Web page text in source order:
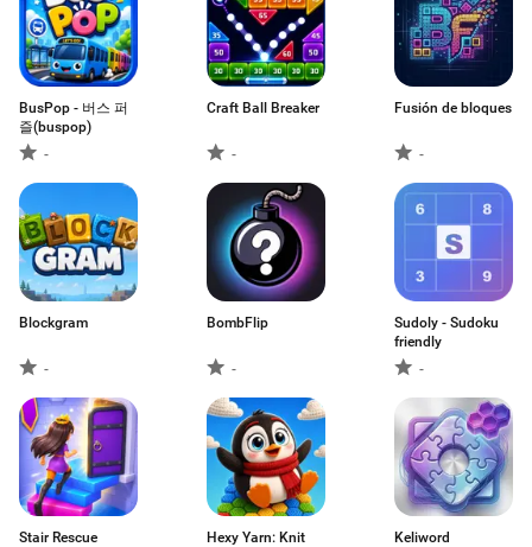
BusPop - 버스 퍼
즐(buspop)
-
Craft Ball Breaker
-
Fusión de bloques
-
Blockgram
-
BombFlip
-
Sudoly - Sudoku
friendly
-
Stair Rescue
Hexy Yarn: Knit
Keliword